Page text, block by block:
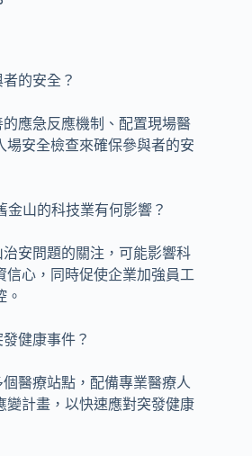
的安全？
應急反應機制、配置現場醫
場安全檢查來確保參與者的安
金山的科技業有何影響？
安問題的關注，可能影響科
信心，同時促使企業加強員工
。
健康事件？
醫療站點，配備專業醫療人
變計畫，以快速應對突發健康